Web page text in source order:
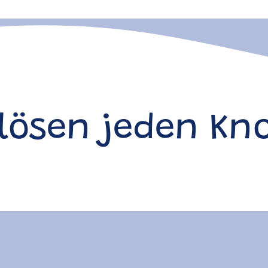
jeden